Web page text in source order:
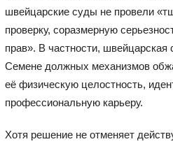
швейцарские суды не провели
проверку, соразмерную
прав». В частности, швейцарская
Семене должных механизмов
её физическую целостность,
профессиональную карьеру.
Хотя решение не отменяет